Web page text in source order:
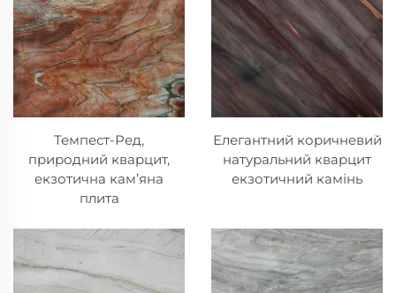
Темпест-Ред,
природний кварцит,
екзотична кам’яна
плита
Елегантний коричневий
натуральний кварцит
екзотичний камінь